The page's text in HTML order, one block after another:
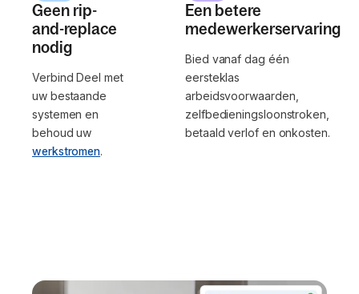
Geen rip-
and-replace
nodig
Verbind Deel met
uw bestaande
systemen en
behoud uw
werkstromen.
Een betere
medewerkerservaring
Bied vanaf dag één
eersteklas
arbeidsvoorwaarden,
zelfbedieningsloonstroken,
betaald verlof en onkosten.